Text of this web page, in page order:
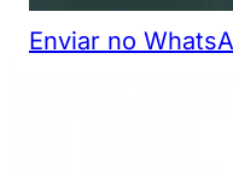
Enviar no